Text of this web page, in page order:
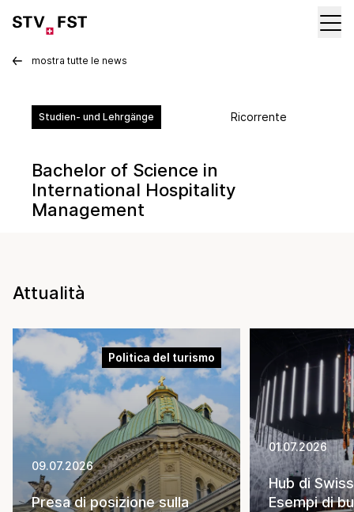
mostra tutte le news
Studien- und Lehrgänge Ricorrente
Bachelor of Science in
International Hospitality
Management
Attualità
Politica del turismo
09.07.2026
Presa di posizione sulla
01.07.2026
Hub di
Esempi di